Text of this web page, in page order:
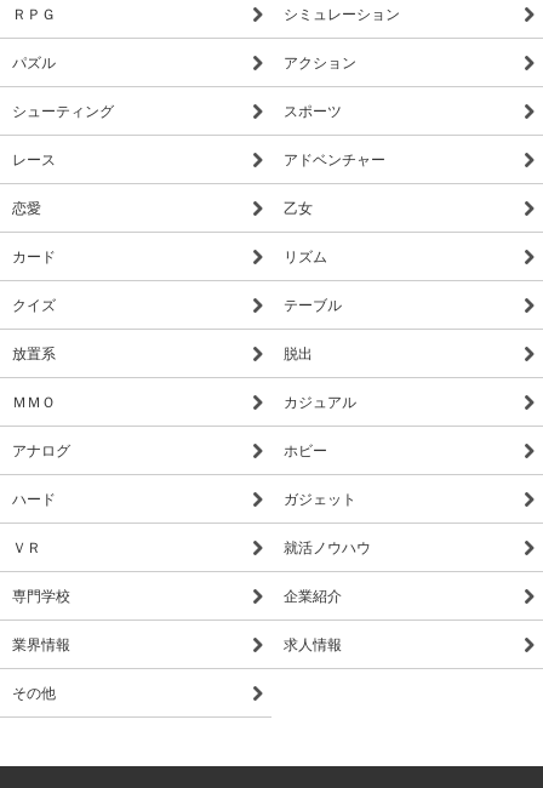
ＲＰＧ シミュレーション
パズル アクション
シューティング スポーツ
レース アドベンチャー
恋愛 乙女
カード リズム
クイズ テーブル
放置系 脱出
ＭＭＯ カジュアル
アナログ ホビー
ハード ガジェット
ＶＲ 就活ノウハウ
専門学校 企業紹介
業界情報 求人情報
その他